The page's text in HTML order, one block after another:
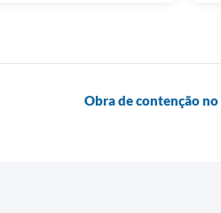
Obra de contenção